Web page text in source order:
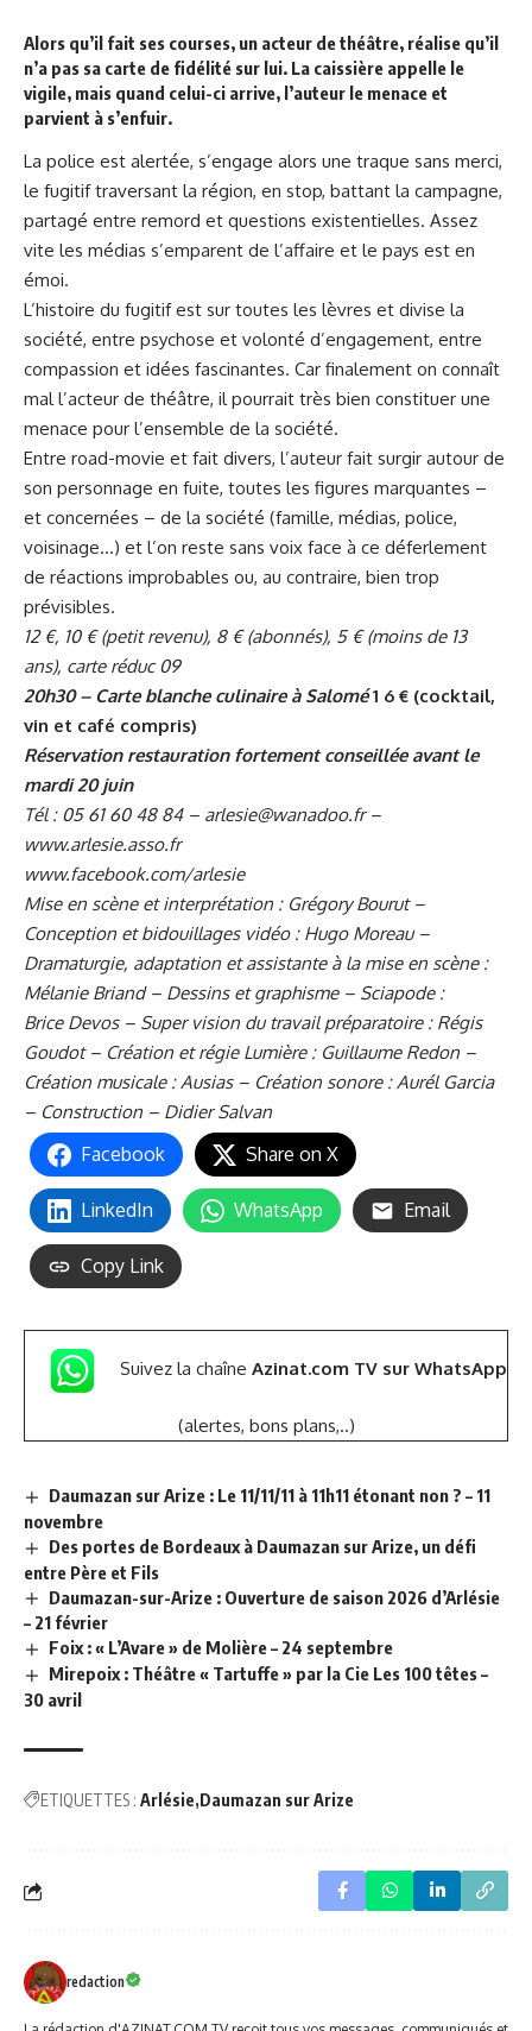
Alors qu’il fait ses courses, un acteur de théâtre, réalise qu’il
n’a pas sa carte de fidélité sur lui. La caissière appelle le
vigile, mais quand celui-ci arrive, l’auteur le menace et
parvient à s’enfuir.
La police est alertée, s’engage alors une traque sans merci,
le fugitif traversant la région, en stop, battant la campagne,
partagé entre remord et questions existentielles. Assez
vite les médias s’emparent de l’affaire et le pays est en
émoi.
L’histoire du fugitif est sur toutes les lèvres et divise la
société, entre psychose et volonté d’engagement, entre
compassion et idées fascinantes. Car finalement on connaît
mal l’acteur de théâtre, il pourrait très bien constituer une
menace pour l’ensemble de la société.
Entre road-movie et fait divers, l’auteur fait surgir autour de
son personnage en fuite, toutes les figures marquantes –
et concernées – de la société (famille, médias, police,
voisinage…) et l’on reste sans voix face à ce déferlement
de réactions improbables ou, au contraire, bien trop
prévisibles.
12 €, 10 € (petit revenu), 8 € (abonnés), 5 € (moins de 13
ans), carte réduc 09
20h30 – Carte blanche culinaire à Salomé1 6 € (cocktail,
vin et café compris)
Réservation restauration fortement conseillée avant le
mardi 20 juin
Tél : 05 61 60 48 84 – arlesie@wanadoo.fr –
www.arlesie.asso.fr
www.facebook.com/arlesie
Mise en scène et interprétation : Grégory Bourut –
Conception et bidouillages vidéo : Hugo Moreau –
Dramaturgie, adaptation et assistante à la mise en scène :
Mélanie Briand – Dessins et graphisme – Sciapode :
Brice Devos – Super vision du travail préparatoire : Régis
Goudot – Création et régie Lumière : Guillaume Redon –
Création musicale : Ausias – Création sonore : Aurél Garcia
– Construction – Didier Salvan
Facebook Share on X
LinkedIn WhatsApp Email
Copy Link
Suivez la chaîne Azinat.com TV sur WhatsApp
(alertes, bons plans,..)
Daumazan sur Arize : Le 11/11/11 à 11h11 étonant non ? – 11
novembre
Des portes de Bordeaux à Daumazan sur Arize, un défi
entre Père et Fils
Daumazan-sur-Arize : Ouverture de saison 2026 d’Arlésie
– 21 février
Foix : « L’Avare » de Molière – 24 septembre
Mirepoix : Théâtre « Tartuffe » par la Cie Les 100 têtes –
30 avril
ETIQUETTES : Arlésie Daumazan sur Arize
redaction